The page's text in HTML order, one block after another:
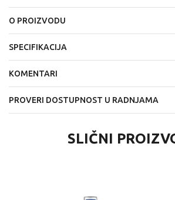
O PROIZVODU
SPECIFIKACIJA
KOMENTARI
PROVERI DOSTUPNOST U RADNJAMA
SLIČNI